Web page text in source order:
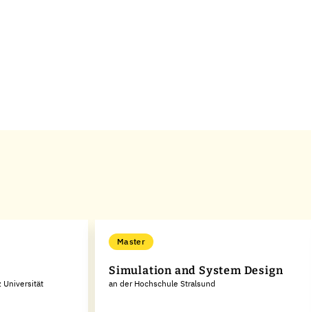
Universität
Master
Simulation and System Design
an der Hochschule Stralsund